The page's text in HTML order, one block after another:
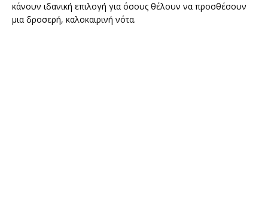
κάνουν ιδανική επιλογή για όσους θέλουν να προσθέσουν
μια δροσερή, καλοκαιρινή νότα.